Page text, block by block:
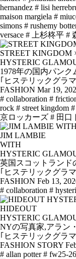
hernandez # lisi
maison margiela #
simons # rushemy
versace # 上杉柊平 #
STREET KINGDOM
HYSTERIC
1978年の国内パン
｢ヒステリックグラ
FASHION Mar 19,
# collaboration #
rock # street kingdom
京ロッカーズ # 田口
JIM LAMBIE
WITH
HYSTERIC
英国スコットランド
｢ヒステリックグラ
FASHION Feb 13,
# collaboration #
HIDEOUT
HYSTERIC
NYの写真家,アラン
｢ヒステリックグラ
FASHION STORY
# allan potter # fw25-26